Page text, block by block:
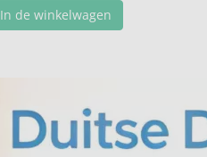
In de winkelwagen